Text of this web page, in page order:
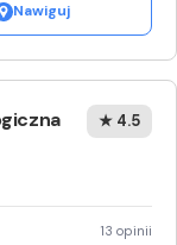
Nawiguj
★ 4.5
13 opinii